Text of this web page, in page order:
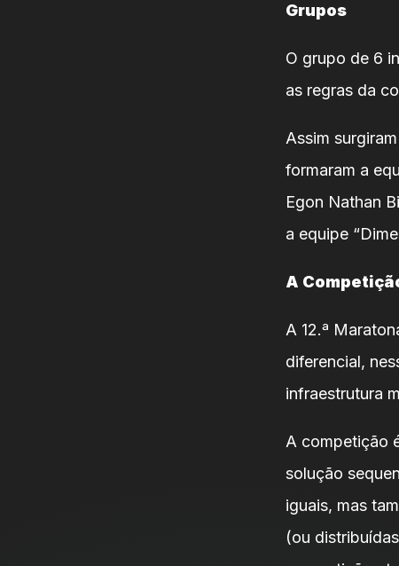
Grupos
O grupo de 6
as regras da
Assim
formaram a
Egon Nathan
a equipe
A
A 12.ª
diferencial,
infraestrutura
A competição
solução
iguais, mas
(ou